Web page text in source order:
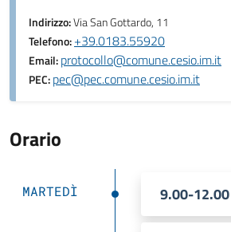
Indirizzo:Via San Gottardo, 11
Telefono:+39.0183.55920
Email:protocollo@comune.cesio.im.it
PEC:pec@pec.comune.cesio.im.it
Orario
MARTEDÌ 9.00-12.00